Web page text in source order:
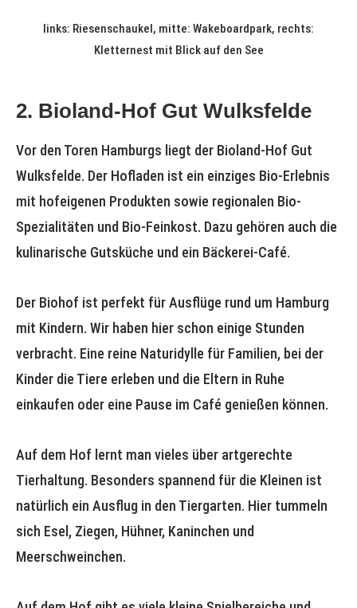
links: Riesenschaukel, mitte: Wakeboardpark, rechts:
Kletternest mit Blick auf den See
2. Bioland-Hof Gut Wulksfelde
Vor den Toren Hamburgs liegt der Bioland-Hof Gut
Wulksfelde. Der Hofladen ist ein einziges Bio-Erlebnis
mit hofeigenen Produkten sowie regionalen Bio-
Spezialitäten und Bio-Feinkost. Dazu gehören auch die
kulinarische Gutsküche und ein Bäckerei-Café.
Der Biohof ist perfekt für Ausflüge rund um Hamburg
mit Kindern. Wir haben hier schon einige Stunden
verbracht. Eine reine Naturidylle für Familien, bei der
Kinder die Tiere erleben und die Eltern in Ruhe
einkaufen oder eine Pause im Café genießen können.
Auf dem Hof lernt man vieles über artgerechte
Tierhaltung. Besonders spannend für die Kleinen ist
natürlich ein Ausflug in den Tiergarten. Hier tummeln
sich Esel, Ziegen, Hühner, Kaninchen und
Meerschweinchen.